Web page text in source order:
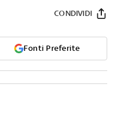
Fonti Preferite
CONDIVIDI